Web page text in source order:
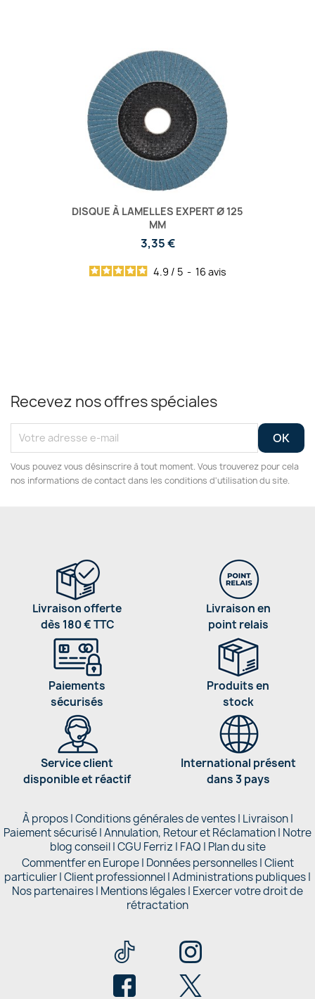
DISQUE À LAMELLES EXPERT Ø 125
MM
3,35 €
4.9 / 5 - 16 avis
Recevez nos offres spéciales
Vous pouvez vous désinscrire à tout moment. Vous trouverez pour cela
nos informations de contact dans les conditions d'utilisation du site.
Livraison offerte
dès 180 € TTC
Livraison en
point relais
Paiements
sécurisés
Produits en
stock
Service client
disponible et réactif
International présent
dans 3 pays
À propos|Conditions générales de ventes| Livraison|
Paiement sécurisé|Annulation, Retour et Réclamation| Notre
blog conseil|CGU Ferriz | FAQ | Plan du site
Commentfer en Europe| Données personnelles|Client
particulier|Client professionnel|Administrations publiques|
Nos partenaires | Mentions légales| Exercer votre droit de
rétractation